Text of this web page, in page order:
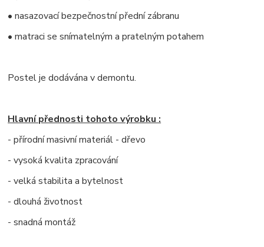
• nasazovací bezpečnostní přední zábranu
• matraci se snímatelným a pratelným potahem
Postel je dodávána v demontu.
Hlavní přednosti tohoto výrobku :
- přírodní masivní materiál - dřevo
- vysoká kvalita zpracování
- velká stabilita a bytelnost
- dlouhá životnost
- snadná montáž